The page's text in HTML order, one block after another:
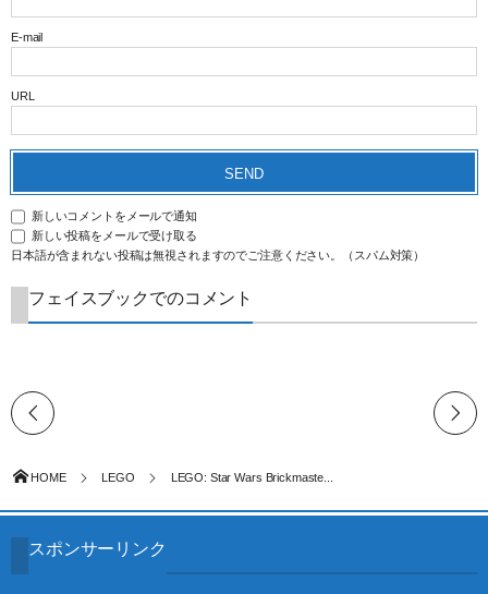
E-mail
URL
新しいコメントをメールで通知
新しい投稿をメールで受け取る
日本語が含まれない投稿は無視されますのでご注意ください。（スパム対策）
フェイスブックでのコメント
HOME LEGO LEGO: Star Wars Brickmaste...
スポンサーリンク